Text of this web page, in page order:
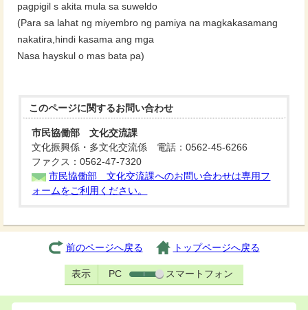
pagpigil s akita mula sa suweldo
(Para sa lahat ng miyembro ng pamiya na magkakasamang
nakatira,hindi kasama ang mga
Nasa hayskul o mas bata pa)
このページに関するお問い合わせ
市民協働部 文化交流課
文化振興係・多文化交流係 電話：0562-45-6266
ファクス：0562-47-7320
市民協働部 文化交流課へのお問い合わせは専用フ
ォームをご利用ください。
前のページへ戻る トップページへ戻る
表示 PC スマートフォン